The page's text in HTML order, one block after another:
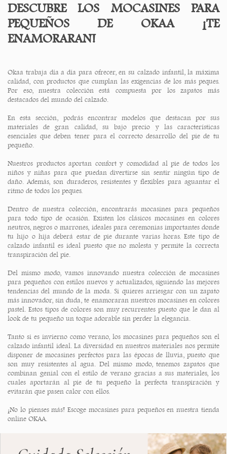
DESCUBRE LOS MOCASINES PARA
PEQUEÑOS DE OKAA ¡TE
ENAMORARAN!
Okaa trabaja día a día para ofrecer, en su calzado infantil, la máxima
calidad, con productos que cumplan las exigencias de los más peques.
Por eso, nuestra colección está compuesta por los zapatos más
destacados del mundo del calzado.
En esta sección, podrás encontrar modelos que destacan por sus
materiales de gran calidad, su bajo precio y las características
esenciales que deben tener para el correcto desarrollo del pie de tu
pequeño.
Nuestros productos aportan confort y comodidad al pie de todos los
niños y niñas para que puedan divertirse sin sentir ningún tipo de
daño. Además, son duraderos, resistentes y flexibles para aguantar el
ritmo de todos los peques.
Dentro de nuestra colección, encontrarás mocasines para pequeños
para todo tipo de ocasión. Existen los clásicos mocasines en colores
neutros, negros o marrones, ideales para ceremonias importantes donde
tu hijo o hija deberá estar de pie durante varias horas. Este tipo de
calzado infantil es ideal puesto que no molesta y permite la correcta
transpiración del pie.
Del mismo modo, vamos innovando nuestra colección de mocasines
para pequeños con estilos nuevos y actualizados, siguiendo las mejores
tendencias del mundo de la moda. Si quieres arriesgar con un zapato
más innovador, sin duda, te enamoraran nuestros mocasines en colores
pastel. Estos tipos de colores son muy recurrentes puesto que le dan al
look de tu pequeño un toque adorable sin perder la elegancia.
Tanto si es invierno como verano, los mocasines para pequeños son el
calzado infantil ideal. La diversidad en nuestros materiales nos permite
disponer de mocasines perfectos para las épocas de lluvia, puesto que
son muy resistentes al agua. Del mismo modo, tenemos zapatos que
combinan genial con el estilo de verano gracias a sus materiales, los
cuales aportarán al pie de tu pequeño la perfecta transpiración y
evitarán que pasen calor con ellos.
¡No lo pienses más! Escoge mocasines para pequeños en nuestra tienda
online OKAA.